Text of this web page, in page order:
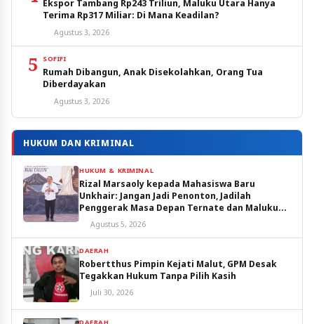
Ekspor Tambang Rp243 Triliun, Maluku Utara Hanya
Terima Rp317 Miliar: Di Mana Keadilan?
Agustus 3, 2026
5 SOFIFI
Rumah Dibangun, Anak Disekolahkan, Orang Tua
Diberdayakan
Agustus 3, 2026
HUKUM DAN KRIMINAL
HUKUM & KRIMINAL
Rizal Marsaoly kepada Mahasiswa Baru
Unkhair: Jangan Jadi Penonton, Jadilah
Penggerak Masa Depan Ternate dan Maluku
Utara
Agustus 5, 2026
DAERAH
Robertthus Pimpin Kejati Malut, GPM Desak
Tegakkan Hukum Tanpa Pilih Kasih
Juli 30, 2026
DAERAH